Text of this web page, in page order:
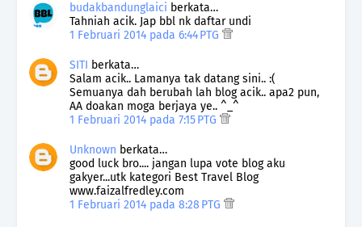
budakbandunglaici berkata…
Tahniah acik. Jap bbl nk daftar undi
1 Februari 2014 pada 6:44 PTG
SITI berkata…
Salam acik.. Lamanya tak datang sini.. :(
Semuanya dah berubah lah blog acik.. apa2 pun,
AA doakan moga berjaya ye.. ^_^
1 Februari 2014 pada 7:15 PTG
Unknown berkata…
good luck bro.... jangan lupa vote blog aku
gakyer...utk kategori Best Travel Blog
www.faizalfredley.com
1 Februari 2014 pada 8:28 PTG